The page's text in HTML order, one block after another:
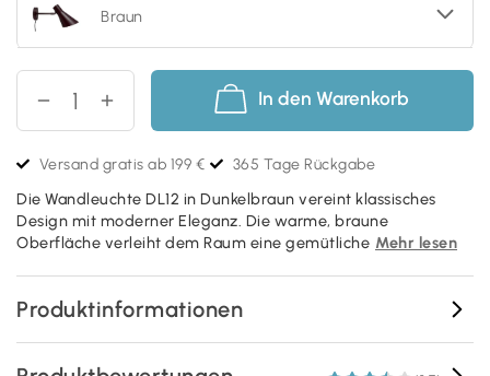
Braun
In den Warenkorb
Versand gratis ab 199 € 365 Tage Rückgabe
Die Wandleuchte DL12 in Dunkelbraun vereint klassisches
Design mit moderner Eleganz. Die warme, braune
Oberfläche verleiht dem Raum eine gemütliche Mehr lesen
Produktinformationen